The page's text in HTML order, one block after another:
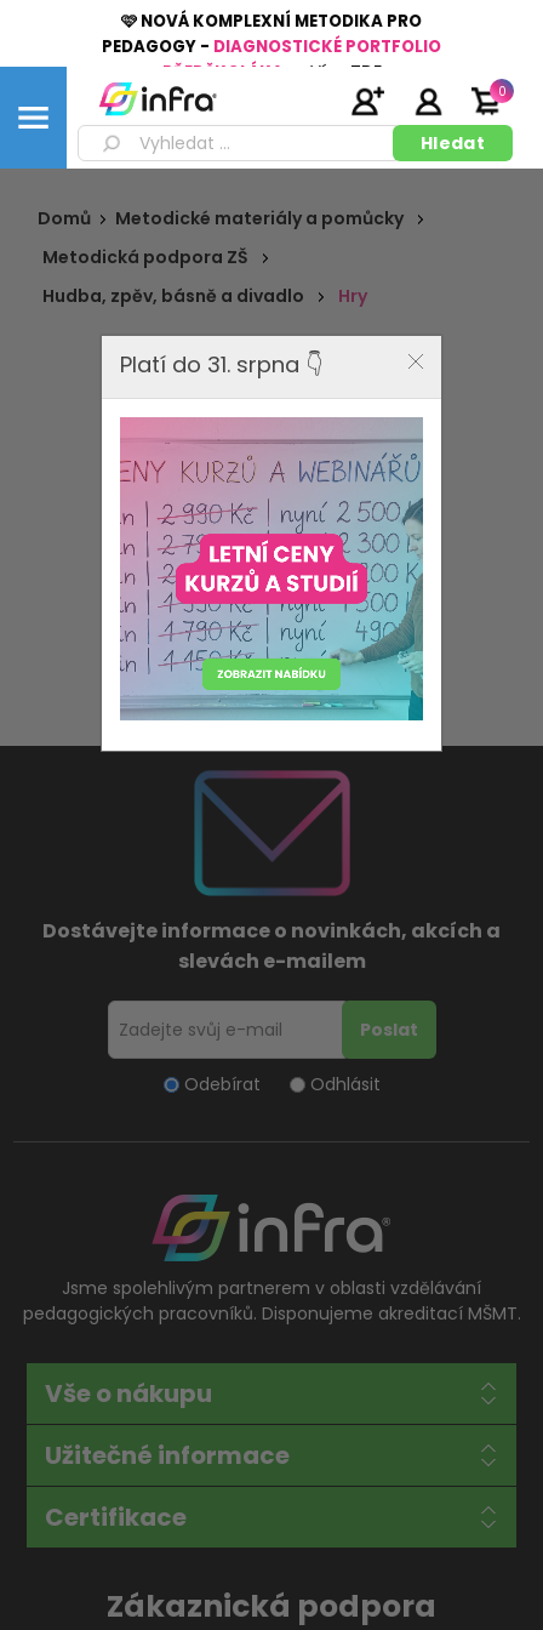
🩷 NOVÁ KOMPLEXNÍ METODIKA PRO
PEDAGOGY - DIAGNOSTICKÉ PORTFOLIO
PŘEDŠKOLÁKA
Více ZDE
0
Domů
Metodické materiály a pomůcky
Metodická podpora ZŠ
Hudba, zpěv, básně a divadlo
Hry
Hry
Dostávejte informace o novinkách, akcích a
slevách e-mailem
Odebírat Odhlásit
Jsme spolehlivým partnerem v oblasti vzdělávání
pedagogických pracovníků. Disponujeme akreditací MŠMT.
Vše o nákupu
Užitečné informace
Certifikace
Zákaznická podpora
Platí do 31. srpna 👇